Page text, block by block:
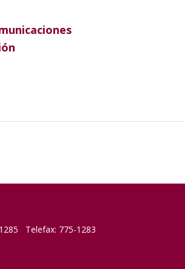
Telefax: 775-1283